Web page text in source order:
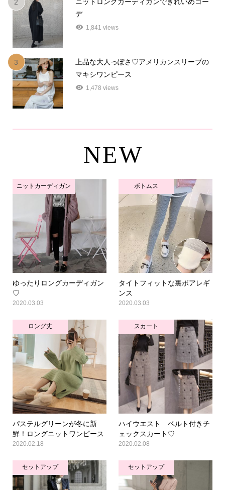
2
デ
1,841 views
3
上品な大人っぽさ♡アメリカンスリーブの
マキシワンピース
1,478 views
NEW
ニットカーディガン
ゆったりロングカーディガン
♡
2020.03.03
ボトムス
タイトフィットな裏ボアレギ
ンス
2020.03.03
ロング丈
パステルグリーンが冬に新
鮮！ロングニットワンピース
2020.02.18
スカート
ハイウエスト ベルト付きチ
ェックスカート♡
2020.02.08
セットアップ セットアップ